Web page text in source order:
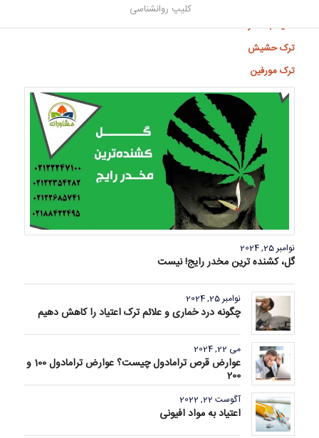
کلیپ روانشناسی
اعتیاد به قمار
ترک حشیش
ترک مورفین
نوامبر 25, 2024
گل، کشنده ترین مخدر رایج! نیست
نوامبر 25, 2024
چگونه درد خماری و علائم ترک اعتیاد را کاهش دهیم
می 22, 2024
عوارض قرص ترامادول چیست؟ عوارض ترامادول 100 و
200
آگوست 22, 2022
اعتیاد به مواد افیونی